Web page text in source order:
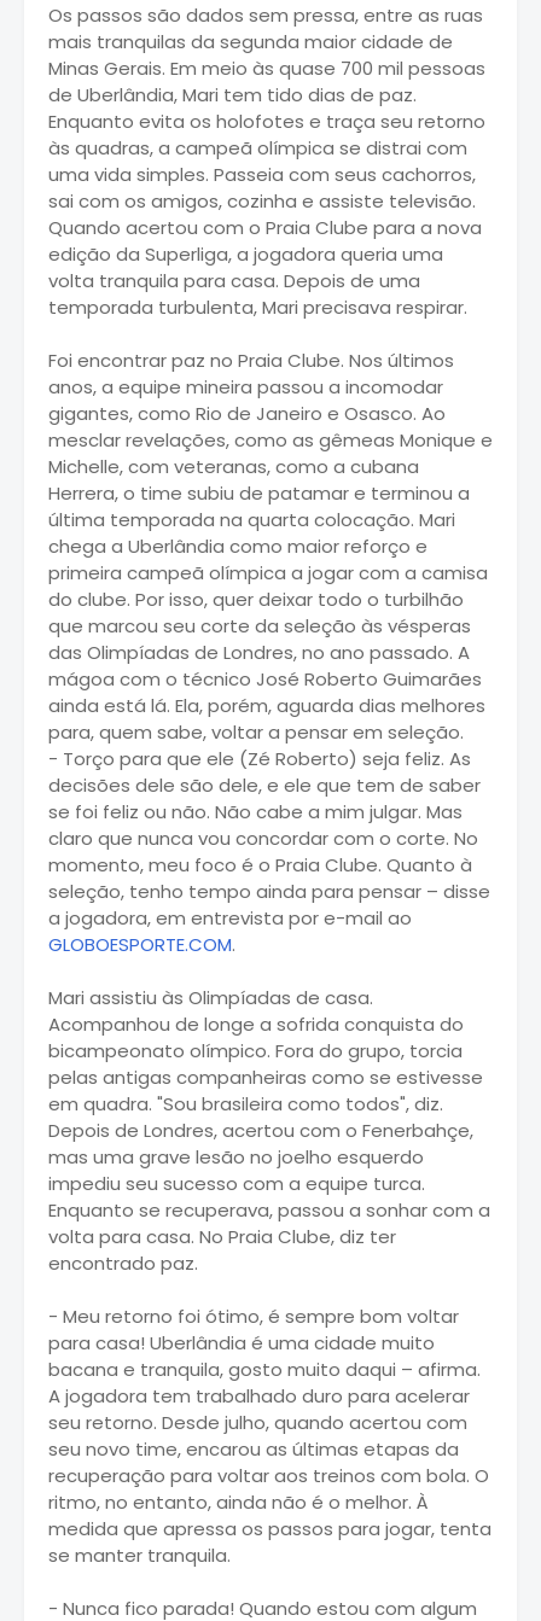
Os passos são dados sem pressa, entre as ruas
mais tranquilas da segunda maior cidade de
Minas Gerais. Em meio às quase 700 mil pessoas
de Uberlândia, Mari tem tido dias de paz.
Enquanto evita os holofotes e traça seu retorno
às quadras, a campeã olímpica se distrai com
uma vida simples. Passeia com seus cachorros,
sai com os amigos, cozinha e assiste televisão.
Quando acertou com o Praia Clube para a nova
edição da Superliga, a jogadora queria uma
volta tranquila para casa. Depois de uma
temporada turbulenta, Mari precisava respirar.
Foi encontrar paz no Praia Clube. Nos últimos
anos, a equipe mineira passou a incomodar
gigantes, como Rio de Janeiro e Osasco. Ao
mesclar revelações, como as gêmeas Monique e
Michelle, com veteranas, como a cubana
Herrera, o time subiu de patamar e terminou a
última temporada na quarta colocação. Mari
chega a Uberlândia como maior reforço e
primeira campeã olímpica a jogar com a camisa
do clube. Por isso, quer deixar todo o turbilhão
que marcou seu corte da seleção às vésperas
das Olimpíadas de Londres, no ano passado. A
mágoa com o técnico José Roberto Guimarães
ainda está lá. Ela, porém, aguarda dias melhores
para, quem sabe, voltar a pensar em seleção.
- Torço para que ele (Zé Roberto) seja feliz. As
decisões dele são dele, e ele que tem de saber
se foi feliz ou não. Não cabe a mim julgar. Mas
claro que nunca vou concordar com o corte. No
momento, meu foco é o Praia Clube. Quanto à
seleção, tenho tempo ainda para pensar – disse
a jogadora, em entrevista por e-mail ao
GLOBOESPORTE.COM.
Mari assistiu às Olimpíadas de casa.
Acompanhou de longe a sofrida conquista do
bicampeonato olímpico. Fora do grupo, torcia
pelas antigas companheiras como se estivesse
em quadra. "Sou brasileira como todos", diz.
Depois de Londres, acertou com o Fenerbahçe,
mas uma grave lesão no joelho esquerdo
impediu seu sucesso com a equipe turca.
Enquanto se recuperava, passou a sonhar com a
volta para casa. No Praia Clube, diz ter
encontrado paz.
- Meu retorno foi ótimo, é sempre bom voltar
para casa! Uberlândia é uma cidade muito
bacana e tranquila, gosto muito daqui – afirma.
A jogadora tem trabalhado duro para acelerar
seu retorno. Desde julho, quando acertou com
seu novo time, encarou as últimas etapas da
recuperação para voltar aos treinos com bola. O
ritmo, no entanto, ainda não é o melhor. À
medida que apressa os passos para jogar, tenta
se manter tranquila.
- Nunca fico parada! Quando estou com algum